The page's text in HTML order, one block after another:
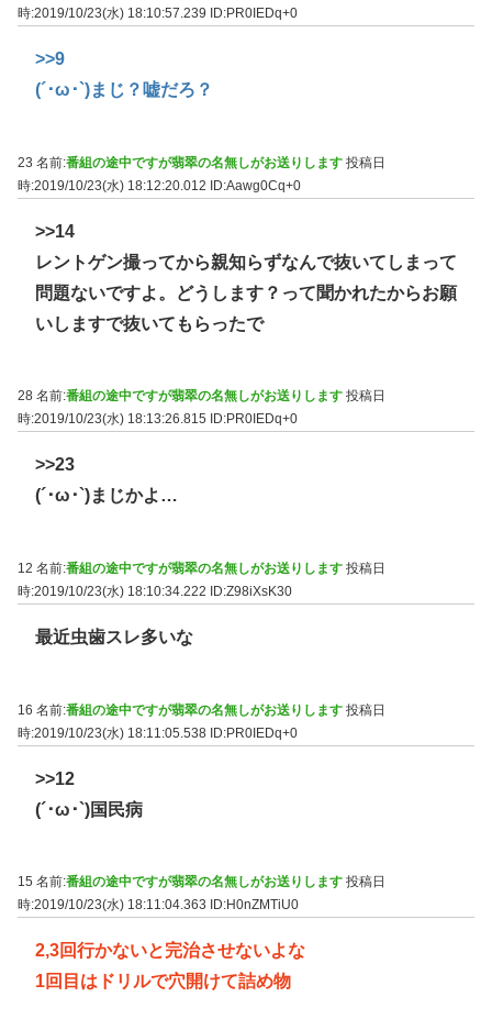
時:2019/10/23(水) 18:10:57.239
ID:PR0IEDq+0
>>9
(´･ω･`)まじ？嘘だろ？
23 名前:番組の途中ですが翡翠の名無しがお送りします 投稿日
時:2019/10/23(水) 18:12:20.012 ID:Aawg0Cq+0
>>14
レントゲン撮ってから親知らずなんで抜いてしまって
問題ないですよ。どうします？って聞かれたからお願
いしますで抜いてもらったで
28 名前:番組の途中ですが翡翠の名無しがお送りします 投稿日
時:2019/10/23(水) 18:13:26.815
ID:PR0IEDq+0
>>23
(´･ω･`)まじかよ…
12 名前:番組の途中ですが翡翠の名無しがお送りします 投稿日
時:2019/10/23(水) 18:10:34.222
ID:Z98iXsK30
最近虫歯スレ多いな
16 名前:番組の途中ですが翡翠の名無しがお送りします 投稿日
時:2019/10/23(水) 18:11:05.538 ID:PR0IEDq+0
>>12
(´･ω･`)国民病
15 名前:番組の途中ですが翡翠の名無しがお送りします 投稿日
時:2019/10/23(水) 18:11:04.363
ID:H0nZMTiU0
2,3回行かないと完治させないよな
1回目はドリルで穴開けて詰め物